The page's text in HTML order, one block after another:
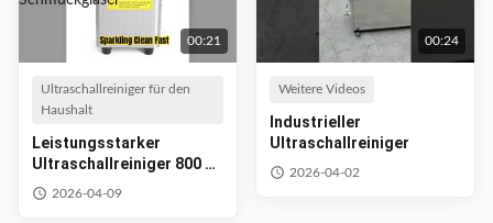
00:21
Ultraschallreiniger für den
Haushalt
Leistungsstarker
Ultraschallreiniger 800 ml
für Schmuckgläser
2026-04-09
00:24
Weitere Videos
Industrieller
Ultraschallreiniger
2026-04-02